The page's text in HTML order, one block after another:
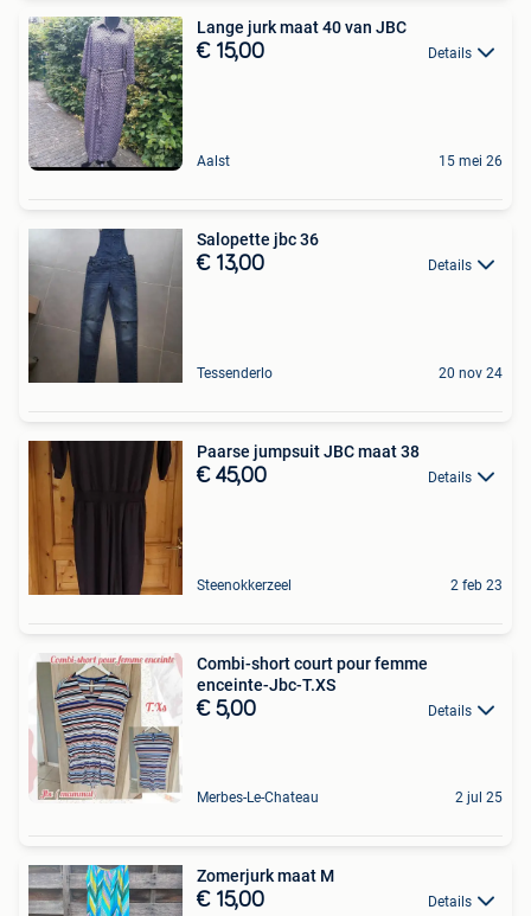
Lange jurk maat 40 van JBC
€ 15,00 Details
Aalst 15 mei 26
Salopette jbc 36
€ 13,00 Details
Tessenderlo 20 nov 24
Paarse jumpsuit JBC maat 38
€ 45,00 Details
Steenokkerzeel 2 feb 23
Combi-short court pour femme
enceinte-Jbc-T.XS
€ 5,00 Details
Merbes-Le-Chateau 2 jul 25
Zomerjurk maat M
€ 15,00 Details